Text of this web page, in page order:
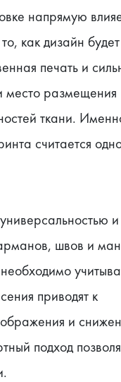
напрямую
как дизайн будет
печать и
место размещения
ткани.
считается
и
швов и
приводят к
и
подход